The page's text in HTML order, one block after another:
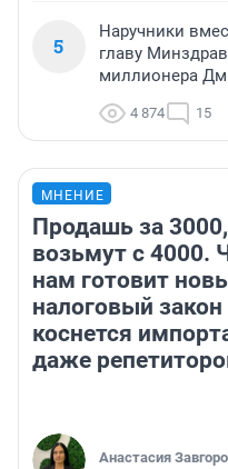
5
Наручники
главу
миллионера
4 874 15
МНЕНИЕ
Продашь за
возьмут с 4000.
нам готовит
налоговый
коснется
даже
Анастасия